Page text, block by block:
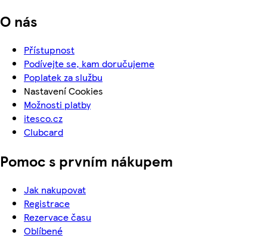
O nás
Přístupnost
Podívejte se, kam doručujeme
Poplatek za službu
Nastavení Cookies
Možnosti platby
itesco.cz
Clubcard
Pomoc s prvním nákupem
Jak nakupovat
Registrace
Rezervace času
Oblíbené